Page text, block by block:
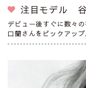
注目モデル
デビュー後すぐに数々
口蘭さんをピックアップ